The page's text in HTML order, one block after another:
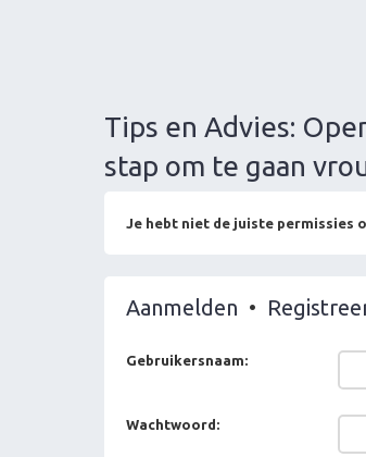
Tips en Advies:
stap om te gaan
Je hebt niet de juiste permissies
Aanmelden •
Gebruikersnaam:
Wachtwoord: